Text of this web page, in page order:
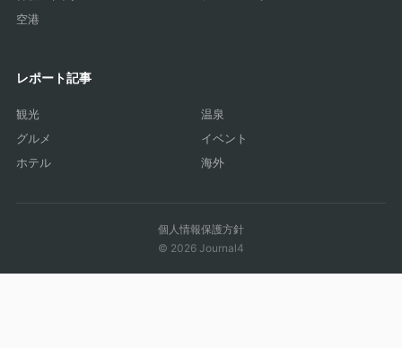
空港
レポート記事
観光
温泉
グルメ
イベント
ホテル
海外
個人情報保護方針
© 2026 Journal4